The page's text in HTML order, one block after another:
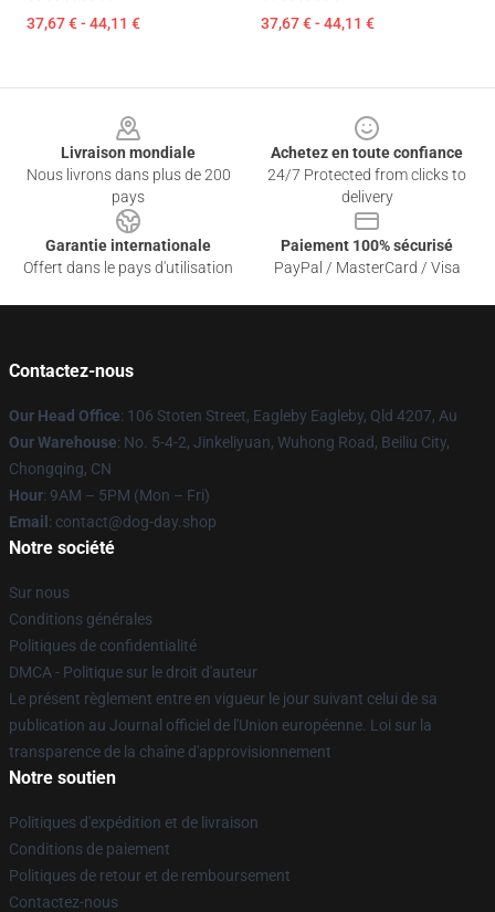
37,67 € - 44,11 € 37,67 € - 44,11 €
Livraison mondiale
Nous livrons dans plus de 200
pays
Achetez en toute confiance
24/7 Protected from clicks to
delivery
Garantie internationale
Offert dans le pays d'utilisation
Paiement 100% sécurisé
PayPal / MasterCard / Visa
Contactez-nous
Our Head Office: 106 Stoten Street, Eagleby Eagleby, Qld 4207, Au
Our Warehouse: No. 5-4-2, Jinkeliyuan, Wuhong Road, Beiliu City,
Chongqing, CN
Hour: 9AM – 5PM (Mon – Fri)
Email : contact@dog-day.shop
Notre société
Sur nous
Conditions générales
Politiques de confidentialité
DMCA - Politique sur le droit d'auteur
Le présent règlement entre en vigueur le jour suivant celui de sa
publication au Journal officiel de l'Union européenne. Loi sur la
transparence de la chaîne d'approvisionnement
Notre soutien
Politiques d'expédition et de livraison
Conditions de paiement
Politiques de retour et de remboursement
Contactez-nous